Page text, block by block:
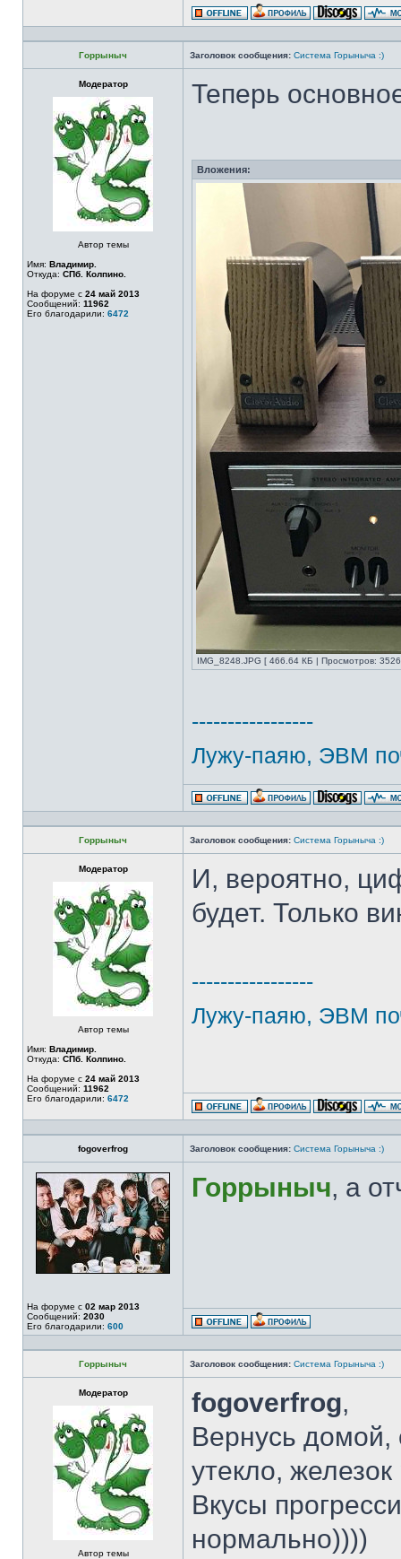
Горрыныч Заголовок сообщения: Система Горыныча :)
Модератор
Автор темы
Имя: Владимир.
Откуда: СПб. Колпино.
На форуме с 24 май 2013
Сообщений: 11962
Его благодарили: 6472
Теперь
Вложения:
IMG_8248.JPG [ 466.64 КБ | Просмотров:
-----------------
Лужу-паяю, ЭВМ
Горрыныч Заголовок сообщения: Система Горыныча :)
Модератор
Автор темы
Имя: Владимир.
Откуда: СПб. Колпино.
На форуме с 24 май 2013
Сообщений: 11962
Его благодарили: 6472
И, вероятно,
будет. Только
-----------------
Лужу-паяю, ЭВМ
fogoverfrog Заголовок сообщения: Система Горыныча :)
На форуме с 02 мар 2013
Сообщений: 2030
Его благодарили: 600
Горрыныч, а
Горрыныч Заголовок сообщения: Система Горыныча :)
Модератор
Автор темы
fogoverfrog,
Вернусь домой,
утекло,
Вкусы
нормально))))